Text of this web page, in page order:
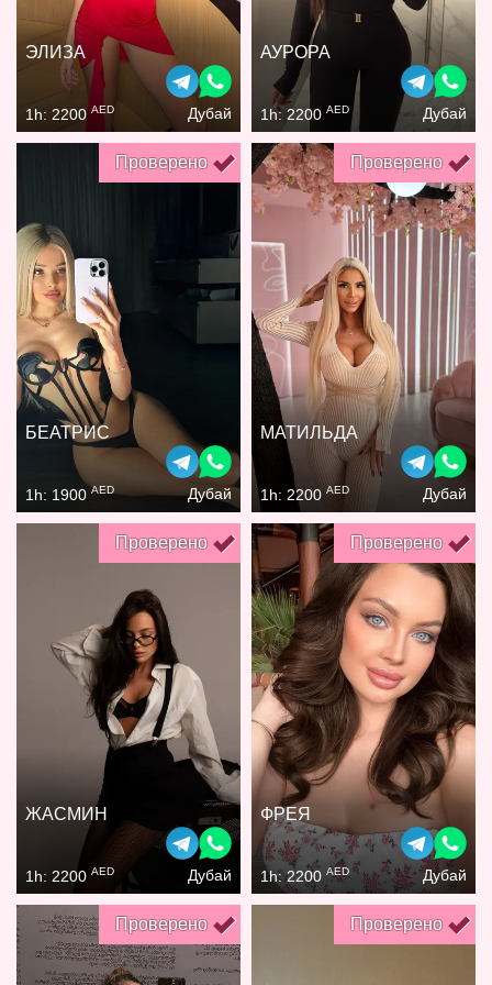
ЭЛИЗА
1h: 2200 AED Дубай
АУРОРА
1h: 2200 AED Дубай
Проверено
БЕАТРИС
1h: 1900 AED Дубай
Проверено
МАТИЛЬДА
1h: 2200 AED Дубай
Проверено
ЖАСМИН
1h: 2200 AED Дубай
Проверено
ФРЕЯ
1h: 2200 AED Дубай
Проверено Проверено